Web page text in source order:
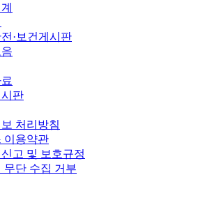
·보건게시판
판
처리방침
이용약관
고 및 보호규정
무단 수집 거부